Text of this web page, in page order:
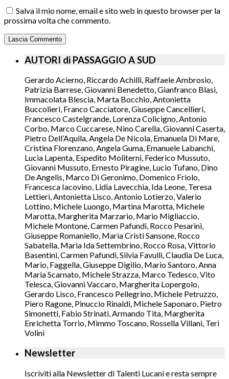
Salva il mio nome, email e sito web in questo browser per la
prossima volta che commento.
AUTORI di PASSAGGIO A SUD
Gerardo Acierno, Riccardo Achilli, Raffaele Ambrosio,
Patrizia Barrese, Giovanni Benedetto, Gianfranco Blasi,
Immacolata Blescia, Marta Bocchio, Antonietta
Buccolieri, Franco Cacciatore, Giuseppe Cancellieri,
Francesco Castelgrande, Lorenza Colicigno, Antonio
Corbo, Marco Cuccarese, Nino Carella, Giovanni Caserta,
Pietro Dell’Aquila, Angela De Nicola, Emanuela Di Mare,
Cristina Florenzano, Angela Guma, Emanuele Labanchi,
Lucia Lapenta, Espedito Moliterni, Federico Mussuto,
Giovanni Mussuto, Ernesto Piragine, Lucio Tufano, Dino
De Angelis, Marco Di Geronimo, Domenico Friolo,
Francesca Iacovino, Lidia Lavecchia, Ida Leone, Teresa
Lettieri, Antonietta Lisco, Antonio Lotierzo, Valerio
Lottino, Michele Luongo, Martina Marotta, Michele
Marotta, Margherita Marzario, Mario Migliaccio,
Michele Montone, Carmen Pafundi, Rocco Pesarini,
Giuseppe Romaniello, Maria Cristi Sansone, Rocco
Sabatella, Maria Ida Settembrino, Rocco Rosa, Vittorio
Basentini, Carmen Pafundi, Silvia Favulli, Claudia De Luca,
Mario, Faggella, Giuseppe Digilio, Mario Santoro, Anna
Maria Scarnato, Michele Strazza, Marco Tedesco, Vito
Telesca, Giovanni Vaccaro, Margherita Lopergolo,
Gerardo Lisco, Francesco Pellegrino, Michele Petruzzo,
Piero Ragone, Pinuccio Rinaldi, Michele Saponaro, Pietro
Simonetti, Fabio Strinati, Armando Tita, Margherita
Enrichetta Torrio, Mimmo Toscano, Rossella Villani, Teri
Volini
Newsletter
Iscriviti alla Newsletter di Talenti Lucani e resta sempre